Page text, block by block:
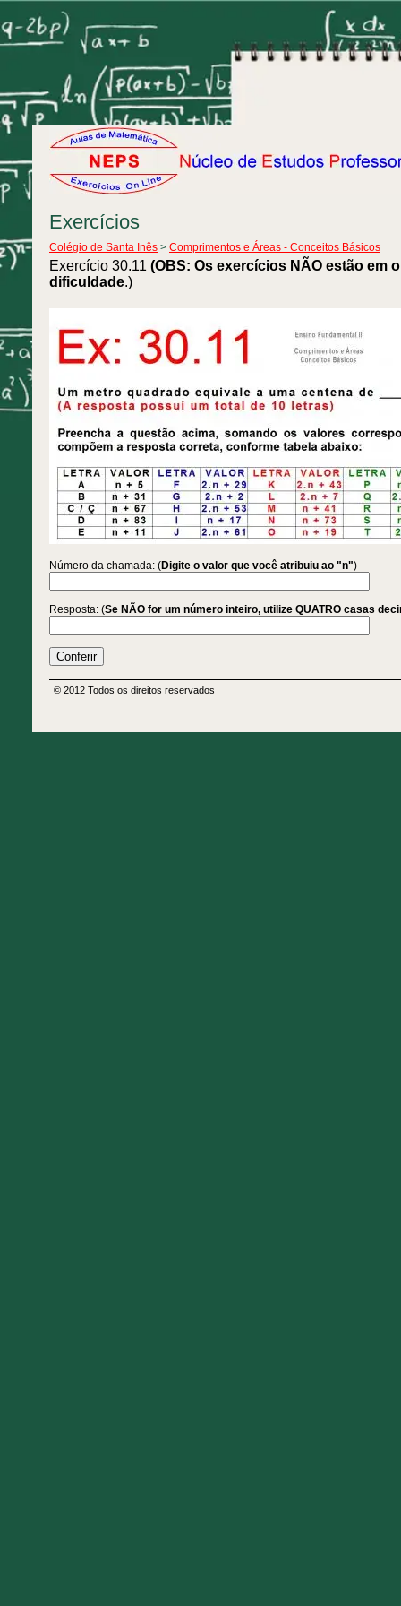
Exercícios
Colégio de Santa Inês > Comprimentos e Áreas - Conceitos Básicos
Exercício 30.11 (OBS: Os exercícios NÃO estão em
dificuldade.)
Número da chamada: (Digite o valor que você atribuiu ao "n")
Resposta: (Se NÃO for um número inteiro, utilize QUATRO casas
© 2012 Todos os direitos reservados